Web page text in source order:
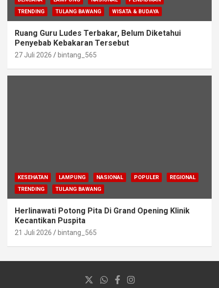
TRENDING
TULANG BAWANG WISATA & BUDAYA
Ruang Guru Ludes Terbakar, Belum Diketahui
Penyebab Kebakaran Tersebut
27 Juli 2026 bintang_565
KESEHATAN LAMPUNG NASIONAL POPULER
REGIONAL
TRENDING
TULANG BAWANG
Herlinawati Potong Pita Di Grand Opening Klinik
Kecantikan Puspita
21 Juli 2026 bintang_565